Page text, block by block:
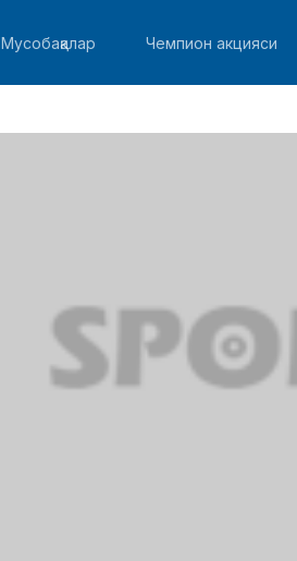
Мусобақалар Чемпион акцияси